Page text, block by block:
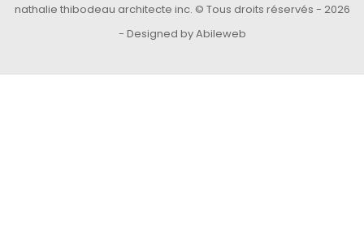
nathalie thibodeau architecte inc. © Tous droits réservés - 2026
- Designed by Abileweb